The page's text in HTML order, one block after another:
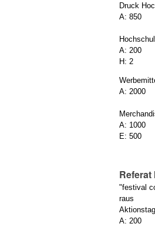
Druck
A: 850
A: 200
H: 2
A: 2000
A: 1000
E: 500
"festival
raus
A: 200